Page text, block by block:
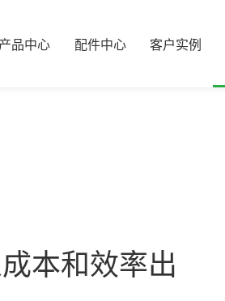
产品中心 配件中心 客户实例
本和效率出